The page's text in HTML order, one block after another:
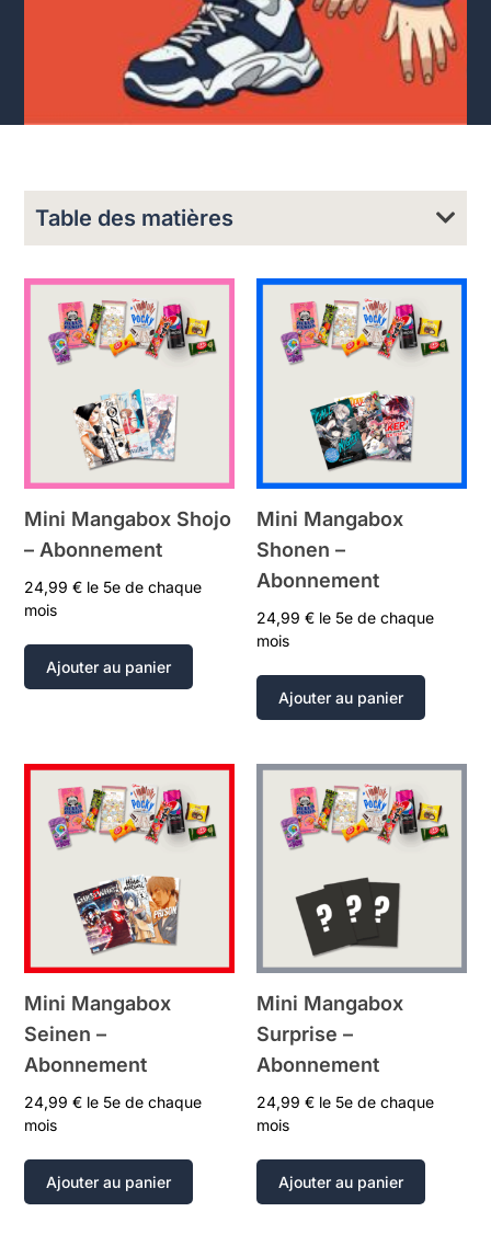
Table des matières
Mini Mangabox Shojo
– Abonnement
24,99€ le 5e de chaque
mois
Ajouter au panier
Mini Mangabox
Shonen –
Abonnement
24,99 € le 5e de chaque
mois
Ajouter au panier
Mini Mangabox
Seinen –
Abonnement
24,99€ le 5e de chaque
mois
Ajouter au panier
Mini Mangabox
Surprise –
Abonnement
24,99 € le 5e de chaque
mois
Ajouter au panier